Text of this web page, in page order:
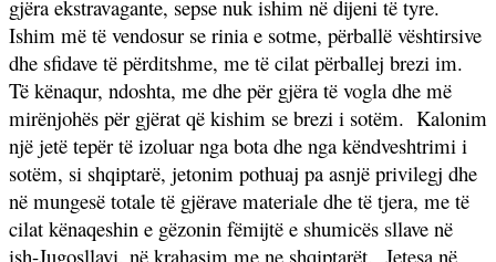
gjëra ekstravagante, sepse nuk ishim në dijeni të tyre.
Ishim më të vendosur se rinia e sotme, përballë vështirsive
dhe sfidave të përditshme, me të cilat përballej brezi im.
Të kënaqur, ndoshta, me dhe për gjëra të vogla dhe më
mirënjohës për gjërat që kishim se brezi i sotëm. Kalonim
një jetë tepër të izoluar nga bota dhe nga këndveshtrimi i
sotëm, si shqiptarë, jetonim pothuaj pa asnjë privilegj dhe
në mungesë totale të gjërave materiale dhe të tjera, me të
cilat kënaqeshin e gëzonin fëmijtë e shumicës sllave në
ish-Jugosllavi, në krahasim me ne shqiptarët. Jetesa në